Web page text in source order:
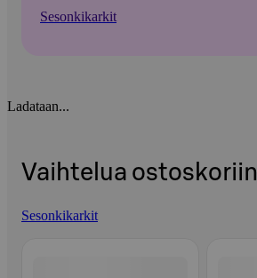
Sesonkikarkit
Ladataan...
Vaihtelua ostoskoriin
Sesonkikarkit